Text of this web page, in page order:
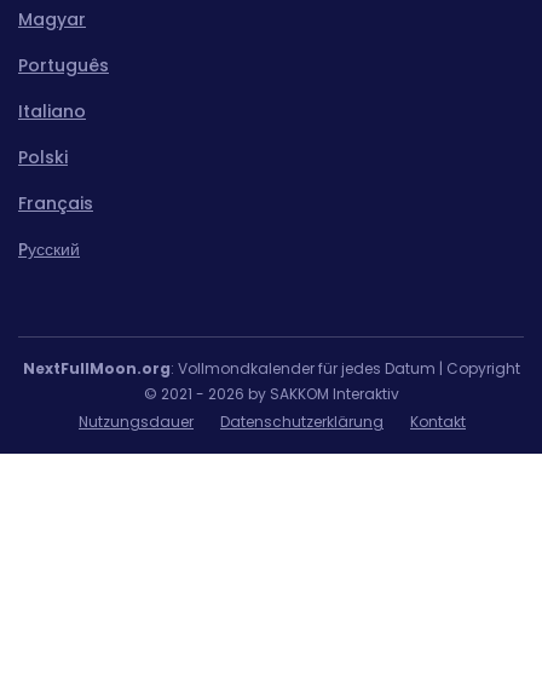
Magyar
Português
Italiano
Polski
Français
Pусский
NextFullMoon.org: Vollmondkalender für jedes Datum | Copyright
© 2021 - 2026 by SAKKOM Interaktiv
Nutzungsdauer
Datenschutzerklärung Kontakt